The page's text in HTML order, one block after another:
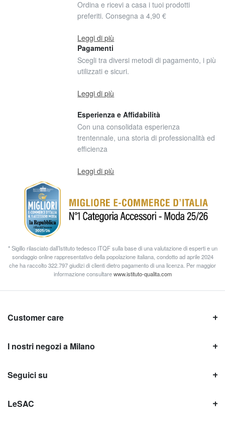
Ordina e ricevi a casa i tuoi prodotti
preferiti. Consegna a 4,90 €
Leggi di più
Pagamenti
Scegli tra diversi metodi di pagamento, i più
utilizzati e sicuri.
Leggi di più
Esperienza e Affidabilità
Con una consolidata esperienza
trentennale, una storia di professionalità ed
efficienza
Leggi di più
* Sigillo rilasciato dall’Istituto tedesco ITQF sulla base di una valutazione di esperti e un
sondaggio online rappresentativo della popolazione italiana, condotto ad aprile 2024
che ha raccolto 322.797 giudizi di clienti dietro pagamento di una licenza. Per maggior
informazione consultarewww.istituto-qualita.com
Customer care
I nostri negozi a Milano
Seguici su
LeSAC